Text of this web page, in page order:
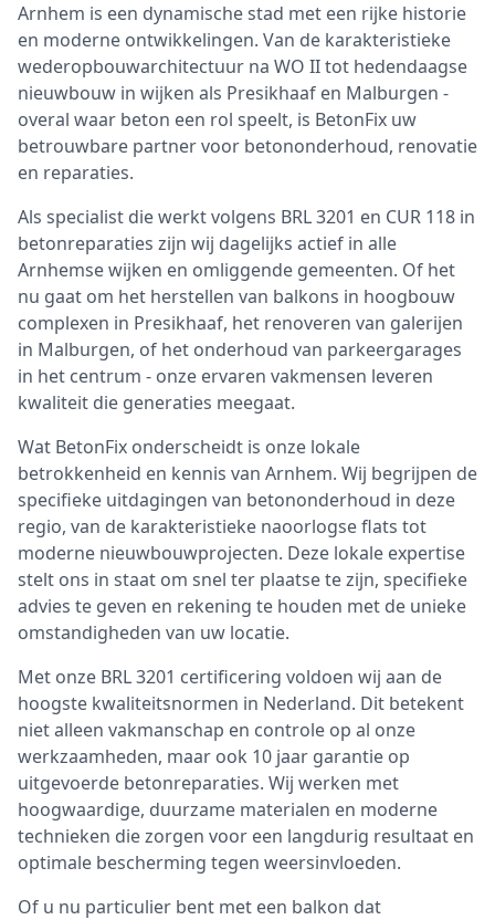
Arnhem is een dynamische stad met een rijke historie
en moderne ontwikkelingen. Van de karakteristieke
wederopbouwarchitectuur na WO II tot hedendaagse
nieuwbouw in wijken als Presikhaaf en Malburgen -
overal waar beton een rol speelt, is BetonFix uw
betrouwbare partner voor betononderhoud, renovatie
en reparaties.
Als specialist die werkt volgens BRL 3201 en CUR 118 in
betonreparaties zijn wij dagelijks actief in alle
Arnhemse wijken en omliggende gemeenten. Of het
nu gaat om het herstellen van balkons in hoogbouw
complexen in Presikhaaf, het renoveren van galerijen
in Malburgen, of het onderhoud van parkeergarages
in het centrum - onze ervaren vakmensen leveren
kwaliteit die generaties meegaat.
Wat BetonFix onderscheidt is onze lokale
betrokkenheid en kennis van Arnhem. Wij begrijpen de
specifieke uitdagingen van betononderhoud in deze
regio, van de karakteristieke naoorlogse flats tot
moderne nieuwbouwprojecten. Deze lokale expertise
stelt ons in staat om snel ter plaatse te zijn, specifieke
advies te geven en rekening te houden met de unieke
omstandigheden van uw locatie.
Met onze BRL 3201 certificering voldoen wij aan de
hoogste kwaliteitsnormen in Nederland. Dit betekent
niet alleen vakmanschap en controle op al onze
werkzaamheden, maar ook 10 jaar garantie op
uitgevoerde betonreparaties. Wij werken met
hoogwaardige, duurzame materialen en moderne
technieken die zorgen voor een langdurig resultaat en
optimale bescherming tegen weersinvloeden.
Of u nu particulier bent met een balkon dat